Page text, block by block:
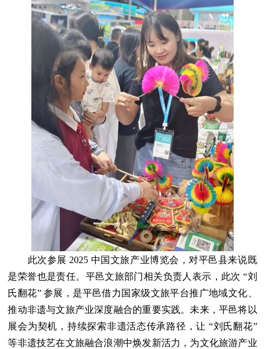
此次参展 2025 中国文旅产业博览会，对平邑县来说既
是荣誉也是责任。平邑文旅部门相关负责人表示，此次 “刘
氏翻花” 参展，是平邑借力国家级文旅平台推广地域文化、
推动非遗与文旅产业深度融合的重要实践。未来，平邑将以
展会为契机，持续探索非遗活态传承路径，让 “刘氏翻花”
等非遗技艺在文旅融合浪潮中焕发新活力，为文化旅游产业